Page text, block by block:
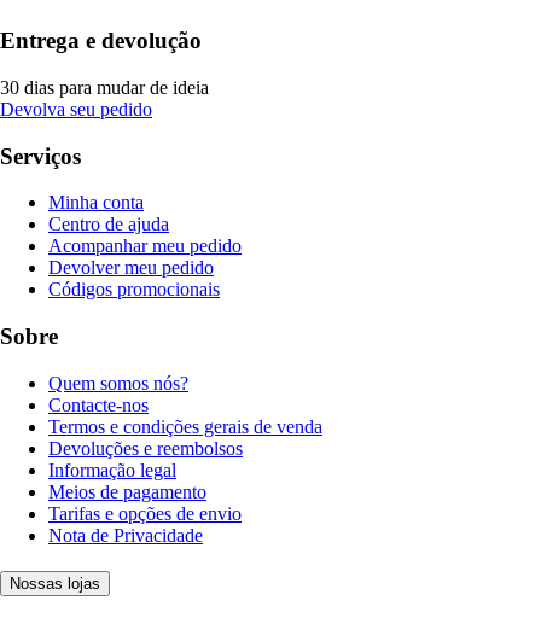
Entrega e devolução
30 dias para mudar de ideia
Devolva seu pedido
Serviços
Minha conta
Centro de ajuda
Acompanhar meu pedido
Devolver meu pedido
Códigos promocionais
Sobre
Quem somos nós?
Contacte-nos
Termos e condições gerais de venda
Devoluções e reembolsos
Informação legal
Meios de pagamento
Tarifas e opções de envio
Nota de Privacidade
Nossas lojas